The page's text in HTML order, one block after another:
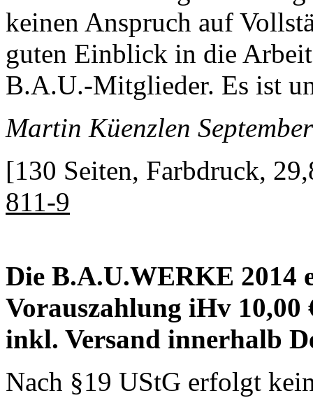
keinen Anspruch auf
guten Einblick in die
B.A.U.-Mitglieder. Es ist
Martin Küenzlen
[130 Seiten, Farbdruck,
811-9
Die B.A.U.WERKE 2014
Vorauszahlung iHv 10,00
inkl. Versand innerhalb
Nach §19 UStG erfolgt